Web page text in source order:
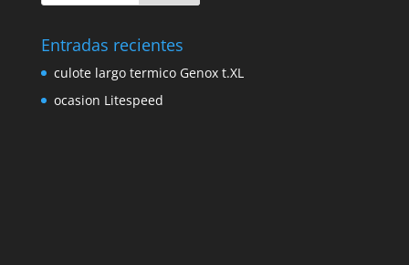
Entradas recientes
culote largo termico Genox t.XL
ocasion Litespeed